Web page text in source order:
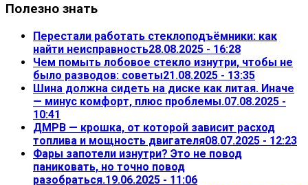
Полезно знать
Перестали работать стеклоподъёмники: как
найти неисправность28.08.2025 - 16:28
Чем помыть лобовое стекло изнутри, чтобы не
было разводов: советы21.08.2025 - 13:35
Шина должна сидеть на диске как литая. Иначе
— минус комфорт, плюс проблемы.07.08.2025 -
10:41
ДМРВ — крошка, от которой зависит расход
топлива и мощность двигателя08.07.2025 - 12:23
Фары запотели изнутри? Это не повод
паниковать, но точно повод
разобраться.19.06.2025 - 11:06